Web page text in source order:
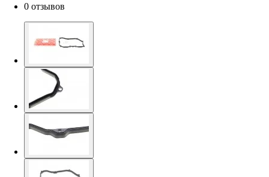
0 отзывов